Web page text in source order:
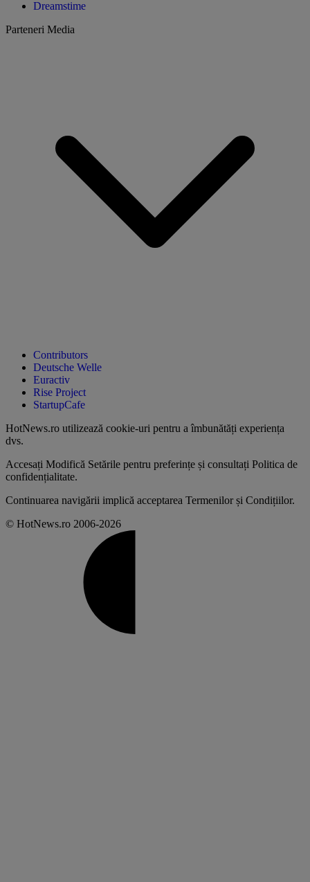
Dreamstime
Parteneri Media
Contributors
Deutsche Welle
Euractiv
Rise Project
StartupCafe
HotNews.ro utilizează cookie-uri pentru a îmbunătăți experiența
dvs.
Accesați Modifică Setările pentru preferințe și consultați Politica de
confidențialitate.
Continuarea navigării implică acceptarea Termenilor și Condițiilor.
© HotNews.ro 2006-2026